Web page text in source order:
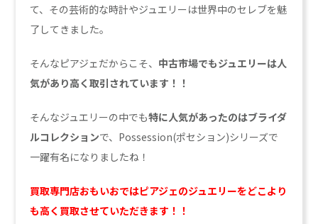
て、その芸術的な時計やジュエリーは世界中のセレブを魅
了してきました。
そんなピアジェだからこそ、 中古市場でもジュエリーは人
気があり高く取引されています！！
そんなジュエリーの中でも特に人気があったのはブライダ
ルコレクションで、Possession(ポセション)シリーズで
一躍有名になりましたね！
買取専門店おもいおではピアジェのジュエリーをどこより
も高く買取させていただきます！！